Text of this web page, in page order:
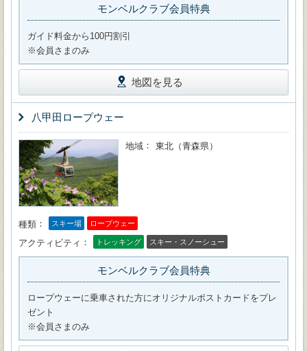
モンベルクラブ会員特典
ガイド料金から100円割引
※会員さまのみ
地図を見る
八甲田ロープウェー
地域 東北（青森県）
種類 スキー場 ロープウェー
アクティビティ トレッキング スキー・スノーシュー
モンベルクラブ会員特典
ロープウェーに乗車された方にオリジナルポストカードをプレ
ゼント
※会員さまのみ